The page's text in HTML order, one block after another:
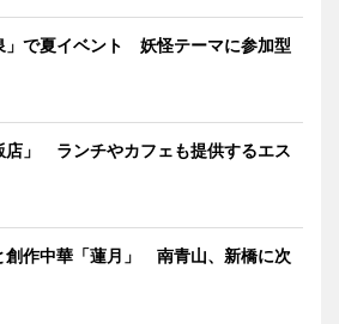
」で夏イベント 妖怪テーマに参加型
店」 ランチやカフェも提供するエス
創作中華「蓮月」 南青山、新橋に次